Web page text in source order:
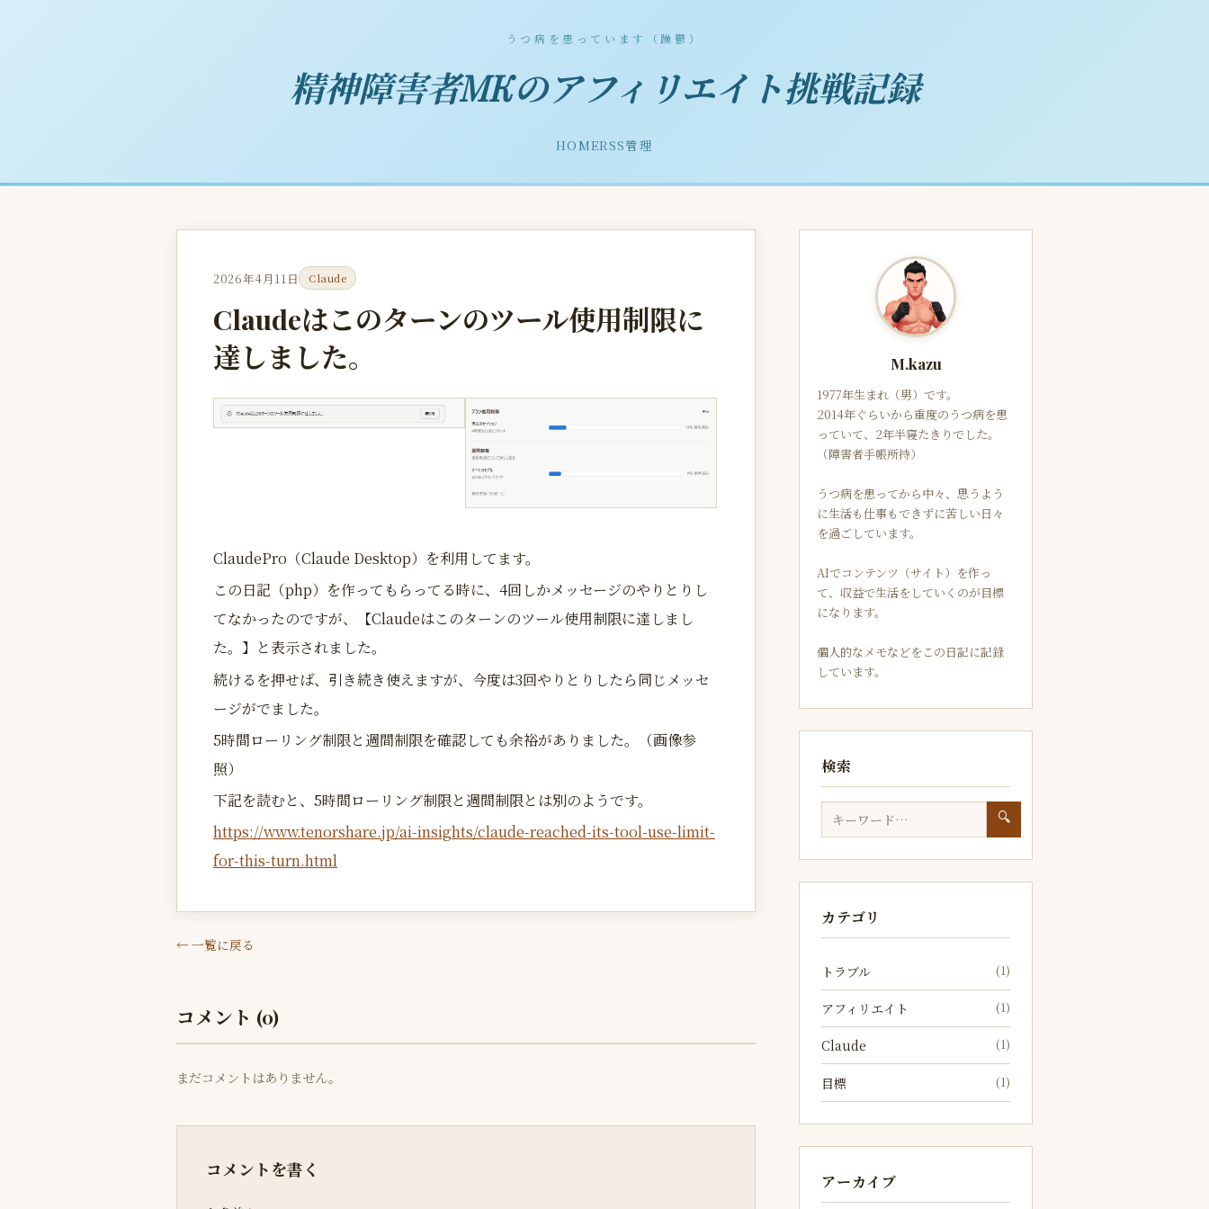
うつ病を患っています（躁鬱）
精神障害者MKのアフィリエイト挑戦記録
HOMERSS管理
2026年4月11日 Claude
Claudeはこのターンのツール使用制限に
達しました。
ClaudePro（Claude Desktop）を利用してます。
この日記（php）を作ってもらってる時に、4回しかメッセージのやりとりし
てなかったのですが、【Claudeはこのターンのツール使用制限に達しまし
た。】と表示されました。
続けるを押せば、引き続き使えますが、今度は3回やりとりしたら同じメッセ
ージがでました。
5時間ローリング制限と週間制限を確認しても余裕がありました。（画像参
照）
下記を読むと、5時間ローリング制限と週間制限とは別のようです。
https://www.tenorshare.jp/ai-insights/claude-reached-its-tool-use-limit-
for-this-turn.html
← 一覧に戻る
コメント (0)
まだコメントはありません。
コメントを書く
M.kazu
1977年生まれ（男）です。
2014年ぐらいから重度のうつ病を患
っていて、2年半寝たきりでした。
（障害者手帳所持）
うつ病を患ってから中々、思うよう
に生活も仕事もできずに苦しい日々
を過ごしています。
AIでコンテンツ（サイト）を作っ
て、収益で生活をしていくのが目標
になります。
個人的なメモなどをこの日記に記録
しています。
検索
🔍
カテゴリ
トラブル (1)
アフィリエイト (1)
Claude (1)
目標 (1)
アーカイブ